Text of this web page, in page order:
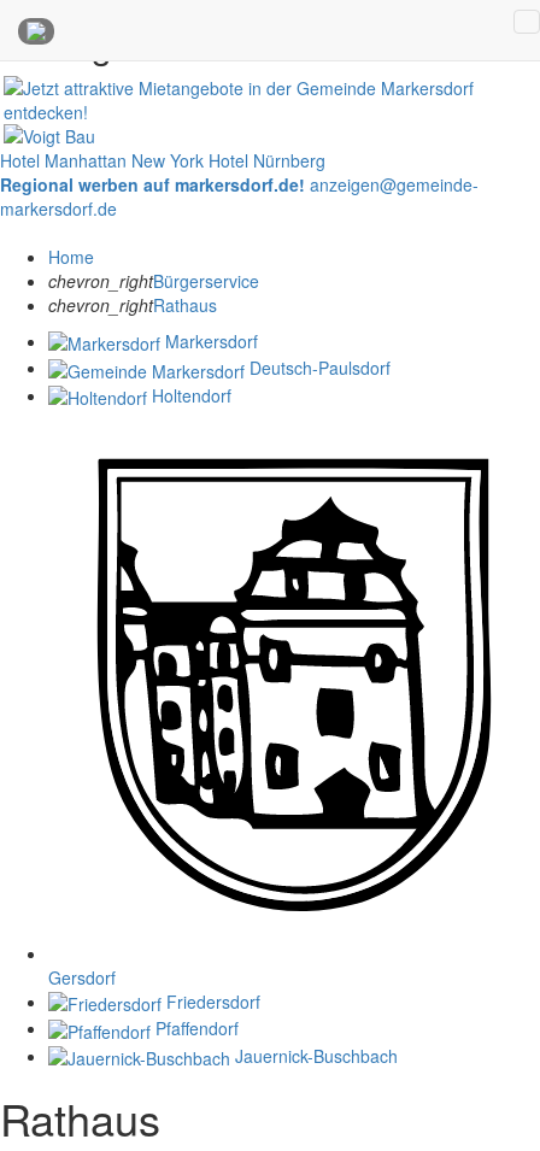
Anzeigen
Hotel Manhattan New York Hotel Nürnberg
Regional werben auf markersdorf.de! anzeigen@gemeinde-
markersdorf.de
Home
chevron_rightBürgerservice
chevron_rightRathaus
Markersdorf
Deutsch-Paulsdorf
Holtendorf
Gersdorf
Friedersdorf
Pfaffendorf
Jauernick-Buschbach
Rathaus